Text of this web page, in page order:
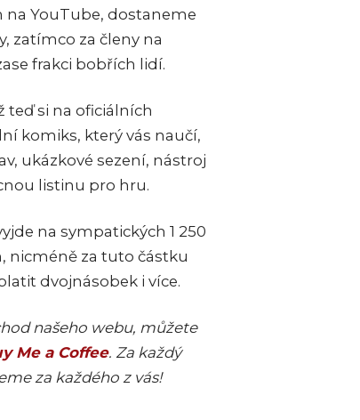
na YouTube, dostaneme
zatímco za členy na
frakci bobřích lidí.
teď si na oficiálních
komiks, který vás naučí,
ukázkové sezení, nástroj
listinu pro hru.
na sympatických 1 250
nicméně za tuto částku
dvojnásobek i více.
našeho webu, můžete
Me a Coffee. Za každý
za každého z vás!